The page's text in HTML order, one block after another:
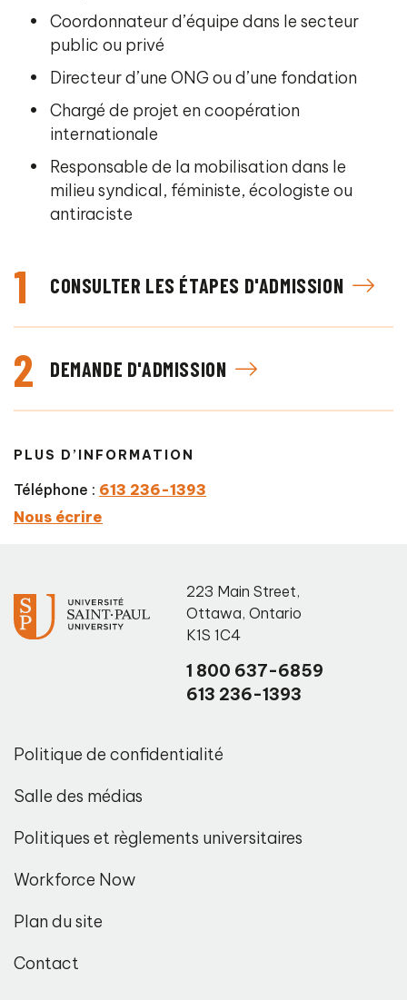
1 CONSULTER LES ÉTAPES D'ADMISSION
2 DEMANDE D'ADMISSION
PLUS D’INFORMATION
Téléphone : 613 236-1393
Nous écrire
Coordonnateur d’équipe dans le secteur
public ou privé
Directeur d’une ONG ou d’une fondation
Chargé de projet en coopération
internationale
Responsable de la mobilisation dans le
milieu syndical, féministe, écologiste ou
antiraciste
223 Main Street,
Ottawa, Ontario
K1S 1C4
1 800 637-6859
613 236-1393
Politique de confidentialité
Salle des médias
Politiques et règlements universitaires
Workforce Now
Plan du site
Contact